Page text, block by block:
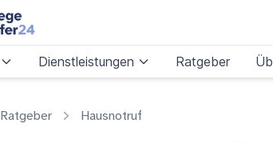
Dienstleistungen Ratgeber
Ratgeber Hausnotruf